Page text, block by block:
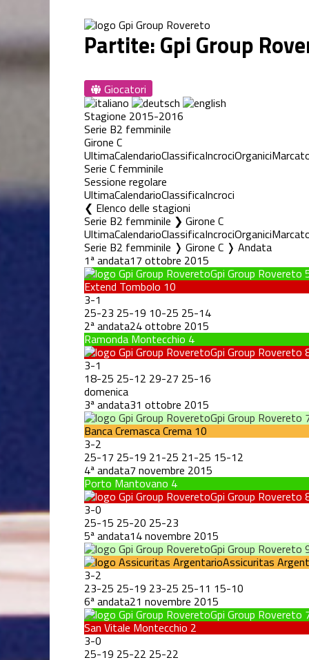
Partite: Gpi Group
Giocatori
Stagione 2015-2016
Serie B2 femminile
Girone C
UltimaCalendarioClassificaIncrociOrganici
Serie C femminile
Sessione regolare
UltimaCalendarioClassificaIncroci
Elenco delle stagioni
Serie B2 femminile ❯ Girone C
UltimaCalendarioClassificaIncrociOrganici
Serie B2 femminile ❭ Girone C ❭ Andata
1ª andata17 ottobre 2015
Gpi Group Rovereto
Extend Tombolo 10
3-1
25-23 25-19 10-25 25-14
2ª andata24 ottobre 2015
Ramonda Montecchio 4
Gpi Group Rovereto
3-1
18-25 25-12 29-27 25-16
domenica
3ª andata31 ottobre 2015
Gpi Group Rovereto
Banca Cremasca Crema 10
3-2
25-17 25-19 21-25 21-25 15-12
4ª andata7 novembre 2015
Porto Mantovano 4
Gpi Group Rovereto
3-0
25-15 25-20 25-23
5ª andata14 novembre 2015
Gpi Group Rovereto
Assicuritas
3-2
23-25 25-19 23-25 25-11 15-10
6ª andata21 novembre 2015
Gpi Group Rovereto
San Vitale Montecchio 2
3-0
25-19 25-22 25-22